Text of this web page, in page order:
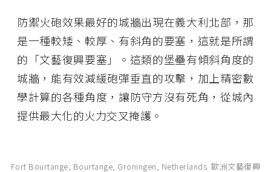
防禦火砲效果最好的城牆出現在義大利北部，那
是一種較矮、較厚、有斜角的要塞，這就是所謂
的「文藝復興要塞」。這類的堡壘有傾斜角度的
城牆，能有效減緩砲彈垂直的攻擊，加上精密數
學計算的各種角度，讓防守方沒有死角，從城內
提供最大化的火力交叉掩護。
Fort Bourtange, Bourtange, Groningen, Netherlands. 歐洲文藝復興